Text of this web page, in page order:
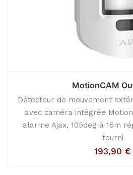
MotionCAM
Détecteur de mouvement
avec caméra intégrée
alarme Ajax, 105deg à 15m
fourni
193,90 €